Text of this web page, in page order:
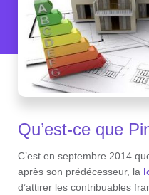
Qu’est-ce que
C’est en septembre 2014
après son prédécesseur, la
d’attirer les contribuables